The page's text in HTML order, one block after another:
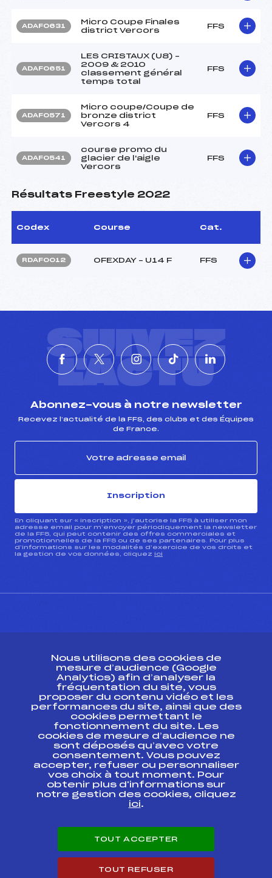
ADAF0631
Micro Coupe Finales
district Vercors
FFS
ADAF0651
LES CRISTAUX (U8) –
2009 & 2010
classement général
temps total
FFS
ADAF0571
Micro coupe/Coupe de
bronze district
Vercors 4
FFS
ADAF0541
course promo du
glacier de l'aigle
Vercors
FFS
Résultats Freestyle 2022
Codex Course Cat.
RDAF0012 OFEXDAY – U14 F FFS
SUIVEZ
L'ACTU
Abonnez-vous à notre newsletter
Recevez l’actualité de la FFS, des clubs et des Équipes
de France.
Inscription
En cliquant sur « inscription », j’autorise la FFS à utiliser mon
adresse email pour m’envoyer périodiquement la newsletter
de la FFS, qui peut contenir des offres commerciales et
promotionnelles de la FFS ou de ses partenaires. Pour plus
d’informations sur les modalités d’exercice de vos droits et
la gestion de vos données, cliquez ici
ESPACE PRESSE
Ressources
Pass’Neige
Projet sportif fédéral
Projet de performance fédéral
Antidopage
Pôle Développement, Formation, Suivi
Scientifique
Listes ministérielles
Pôle vie de l’athlète
Carrières
Nous utilisons des cookies de
mesure d’audience (Google
Analytics) afin d’analyser la
fréquentation du site, vous
proposer du contenu vidéo et les
performances du site, ainsi que des
cookies permettant le
fonctionnement du site. Les
cookies de mesure d’audience ne
sont déposés qu’avec votre
consentement. Vous pouvez
accepter, refuser ou personnaliser
vos choix à tout moment. Pour
obtenir plus d'informations sur
notre gestion des cookies, cliquez
ici.
TOUT ACCEPTER
TOUT REFUSER